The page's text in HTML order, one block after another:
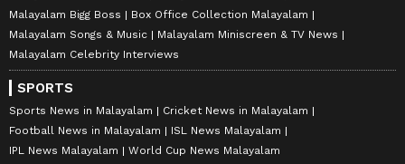
Malayalam Bigg Boss
Box Office Collection Malayalam
Malayalam Songs & Music
Malayalam Miniscreen & TV News
Malayalam Celebrity Interviews
SPORTS
Sports News in Malayalam
Cricket News in Malayalam
Football News in Malayalam
ISL News Malayalam
IPL News Malayalam
World Cup News Malayalam